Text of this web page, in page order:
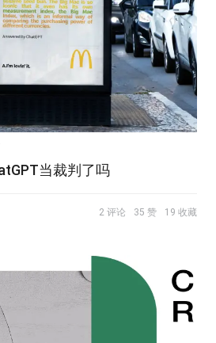
当裁判了吗
2 评论 35 赞 19 收藏